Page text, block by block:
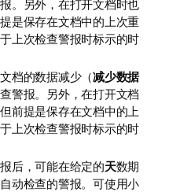
。另外，在打开文档时也
是保存在文档中的上次重
上次检查警报时标示的时
档的数据减少（减少数据
警报。另外，在打开文档
前提是保存在文档中的上
上次检查警报时标示的时
后，可能在给定的天数期
动检查的警报。可使用小